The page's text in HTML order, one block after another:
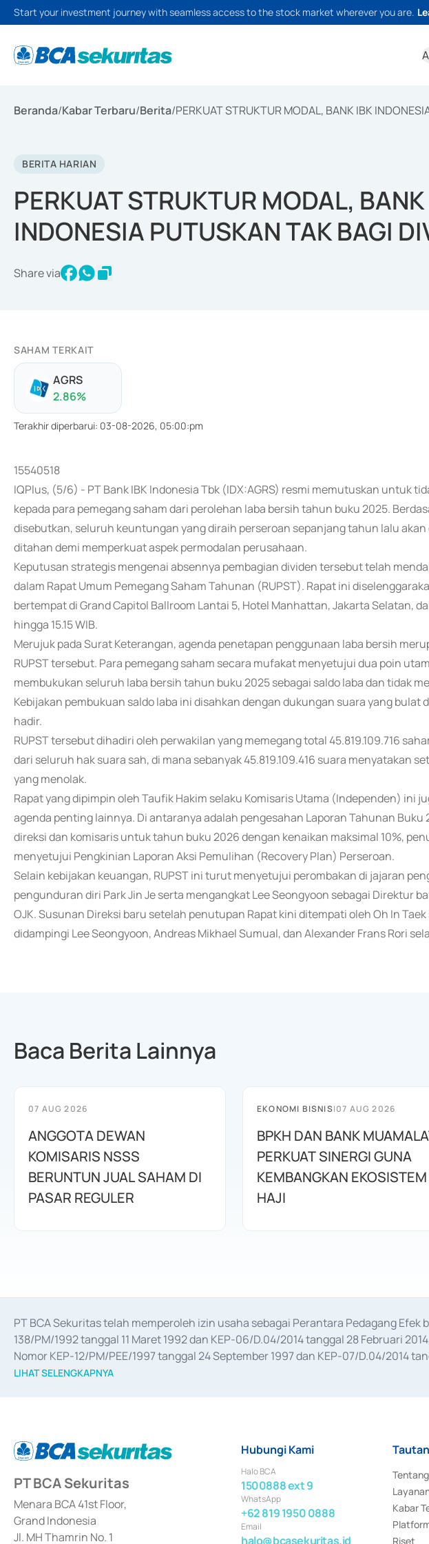
Start your investment journey with seamless access to the stock market wherever you are.
Beranda/Kabar Terbaru/Berita/PERKUAT STRUKTUR MODAL, BANK IBK
BERITA HARIAN
PERKUAT STRUKTUR MODAL,
INDONESIA PUTUSKAN TAK BAGI
Share via
SAHAM TERKAIT
AGRS
2.86%
Terakhir diperbarui: 03-08-2026, 05:00:pm
15540518
IQPlus, (5/6) - PT Bank IBK Indonesia Tbk (IDX:AGRS) resmi memutuskan untuk
kepada para pemegang saham dari perolehan laba bersih tahun buku 2025.
disebutkan, seluruh keuntungan yang diraih perseroan sepanjang tahun lalu akan
ditahan demi memperkuat aspek permodalan perusahaan.
Keputusan strategis mengenai absennya pembagian dividen tersebut telah
dalam Rapat Umum Pemegang Saham Tahunan (RUPST). Rapat ini
bertempat di Grand Capitol Ballroom Lantai 5, Hotel Manhattan, Jakarta Selatan,
hingga 15.15 WIB.
Merujuk pada Surat Keterangan, agenda penetapan penggunaan laba bersih
RUPST tersebut. Para pemegang saham secara mufakat menyetujui dua poin
membukukan seluruh laba bersih tahun buku 2025 sebagai saldo laba dan tidak
Kebijakan pembukuan saldo laba ini disahkan dengan dukungan suara yang bulat
hadir.
RUPST tersebut dihadiri oleh perwakilan yang memegang total 45.819.109.716
dari seluruh hak suara sah, di mana sebanyak 45.819.109.416 suara menyatakan
yang menolak.
Rapat yang dipimpin oleh Taufik Hakim selaku Komisaris Utama (Independen) ini
agenda penting lainnya. Di antaranya adalah pengesahan Laporan Tahunan
direksi dan komisaris untuk tahun buku 2026 dengan kenaikan maksimal 10%,
menyetujui Pengkinian Laporan Aksi Pemulihan (Recovery Plan) Perseroan.
Selain kebijakan keuangan, RUPST ini turut menyetujui perombakan di jajaran
pengunduran diri Park Jin Je serta mengangkat Lee Seongyoon sebagai Direktur
OJK. Susunan Direksi baru setelah penutupan Rapat kini ditempati oleh Oh In
didampingi Lee Seongyoon, Andreas Mikhael Sumual, dan Alexander Frans Rori
Baca Berita Lainnya
07 AUG 2026
ANGGOTA DEWAN
KOMISARIS NSSS
BERUNTUN JUAL SAHAM DI
PASAR REGULER
EKONOMI BISNIS|07 AUG 2026
BPKH DAN BANK
PERKUAT SINERGI GUNA
KEMBANGKAN EKOSISTEM
HAJI
PT BCA Sekuritas telah memperoleh izin usaha sebagai Perantara Pedagang
138/PM/1992 tanggal 11 Maret 1992 dan KEP-06/D.04/2014 tanggal 28 Februari
Nomor KEP-12/PM/PEE/1997 tanggal 24 September 1997 dan KEP-07/D.04/2014
merger, akuisisi, divestasi, dan
LIHAT SELENGKAPNYA
PT BCA Sekuritas
Menara BCA 41st Floor,
Grand Indonesia
Jl. MH Thamrin No. 1
Hubungi Kami
Halo BCA
1500888 ext 9
WhatsApp
+62 819 1950 0888
Email
halo@bcasekuritas.id
Tautan
Kabar
Riset